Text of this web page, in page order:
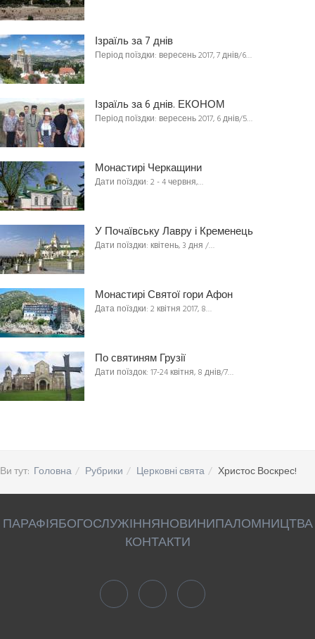
Ізраїль за 7 днів
Період поїздки: вересень 2017, 7 днів/6…
Ізраїль за 6 днів. ЕКОНОМ
Період поїздки: вересень 2017, 6 днів/5…
Монастирі Черкащини
Дати поїздки: 2 - 4 червня,…
У Почаївську Лавру і Кременець
Дати поїздки: квітень, 3 дня /…
Монастирі Святої гори Афон
Дата поїздки: 2 квітня 2017, 8…
По святиням Грузії
Дати поїздок: 17-24 квітня, 8 днів/7…
Ви тут: Головна Рубрики Церковні свята Христос Воскрес!
ПАРАФІЯБОГОСЛУЖІННЯНОВИНИПАЛОМНИЦТВА
КОНТАКТИ